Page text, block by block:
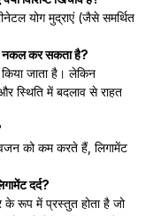
योग मुद्राएं (जैसे समर्थित
नकल कर सकता है?
जाता है। लेकिन
स्थिति में बदलाव से राहत
को कम करते हैं, लिगामेंट
दर्द?
के रूप में प्रस्तुत होता है जो